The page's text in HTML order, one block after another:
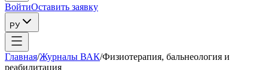
ВойтиОставить заявку
РУ
Главная/Журналы ВАК/Физиотерапия, бальнеология и
реабилитация